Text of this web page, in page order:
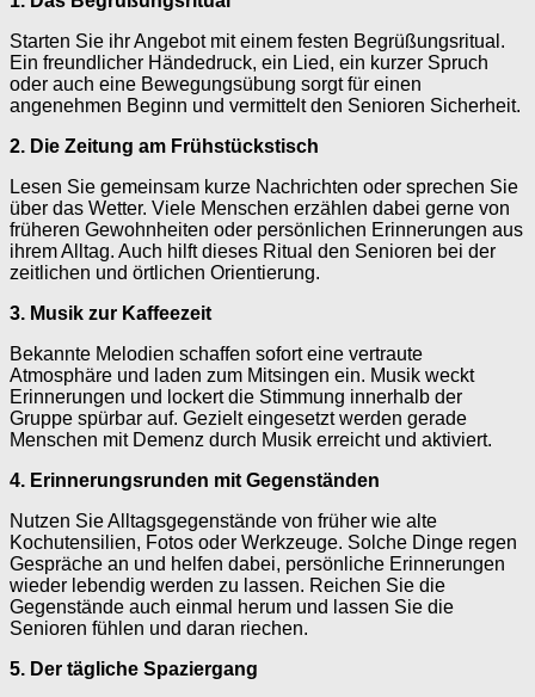
Starten Sie ihr Angebot mit einem festen Begrüßungsritual.
Ein freundlicher Händedruck, ein Lied, ein kurzer Spruch
oder auch eine Bewegungsübung sorgt für einen
angenehmen Beginn und vermittelt den Senioren Sicherheit.
2. Die Zeitung am Frühstückstisch
Lesen Sie gemeinsam kurze Nachrichten oder sprechen Sie
über das Wetter. Viele Menschen erzählen dabei gerne von
früheren Gewohnheiten oder persönlichen Erinnerungen aus
ihrem Alltag. Auch hilft dieses Ritual den Senioren bei der
zeitlichen und örtlichen Orientierung.
3. Musik zur Kaffeezeit
Bekannte Melodien schaffen sofort eine vertraute
Atmosphäre und laden zum Mitsingen ein. Musik weckt
Erinnerungen und lockert die Stimmung innerhalb der
Gruppe spürbar auf. Gezielt eingesetzt werden gerade
Menschen mit Demenz durch Musik erreicht und aktiviert.
4. Erinnerungsrunden mit Gegenständen
Nutzen Sie Alltagsgegenstände von früher wie alte
Kochutensilien, Fotos oder Werkzeuge. Solche Dinge regen
Gespräche an und helfen dabei, persönliche Erinnerungen
wieder lebendig werden zu lassen. Reichen Sie die
Gegenstände auch einmal herum und lassen Sie die
Senioren fühlen und daran riechen.
5. Der tägliche Spaziergang